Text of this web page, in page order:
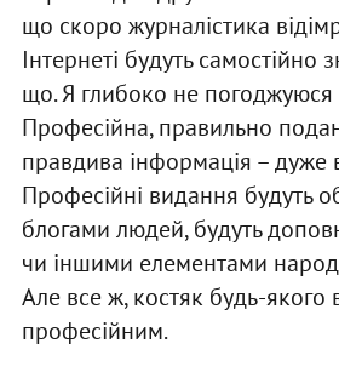
що скоро журналістика
Інтернеті будуть самостійно
що. Я глибоко не
Професійна, правильно
правдива інформація – дуже
Професійні видання будуть
блогами людей, будуть
чи іншими елементами
Але все ж, костяк будь-якого
професійним.